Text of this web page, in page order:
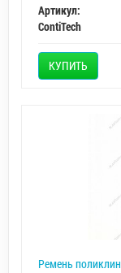
Артикул:
ContiTech
КУПИТЬ
Ремень